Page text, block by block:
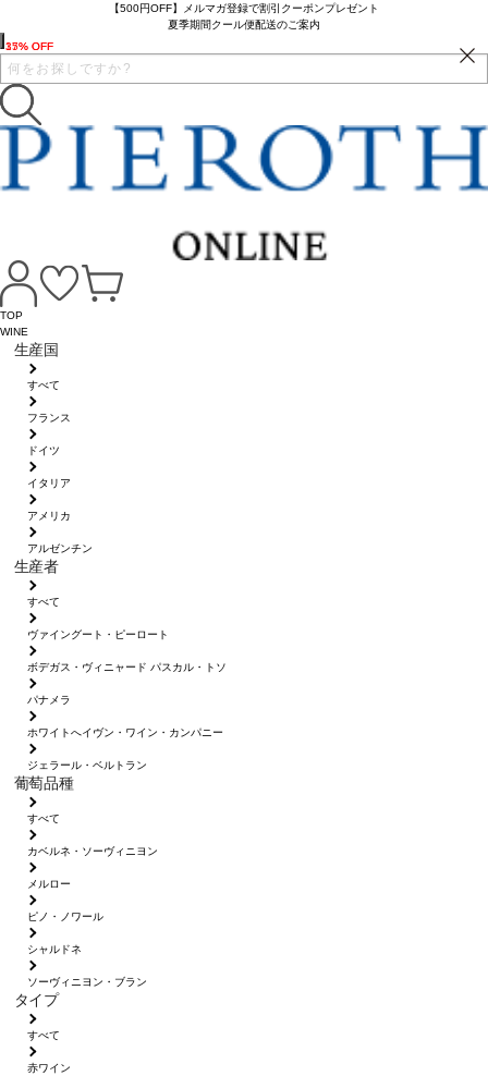
【500円OFF】メルマガ登録で割引クーポンプレゼント
夏季期間クール便配送のご案内
TOP
WINE
生産国
すべて
フランス
ドイツ
イタリア
アメリカ
アルゼンチン
生産者
すべて
ヴァイングート・ピーロート
ボデガス・ヴィニャード パスカル・トソ
パナメラ
ホワイトへイヴン・ワイン・カンパニー
ジェラール・ベルトラン
葡萄品種
すべて
カベルネ・ソーヴィニヨン
メルロー
ピノ・ノワール
シャルドネ
ソーヴィニヨン・ブラン
タイプ
すべて
赤ワイン
35% OFF
17% OFF